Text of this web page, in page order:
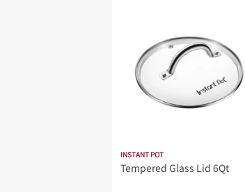
INSTANT POT
Tempered Glass Lid 6Qt